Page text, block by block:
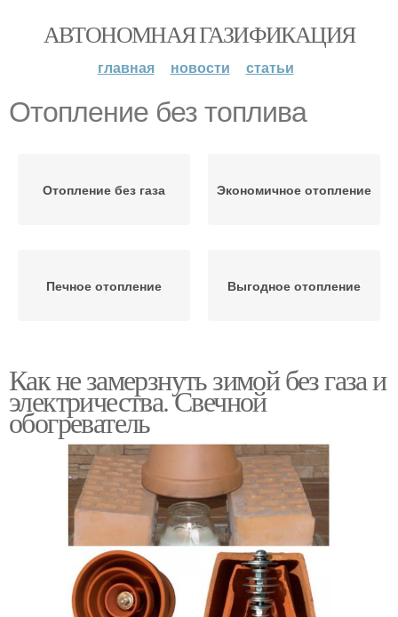
АВТОНОМНАЯ ГАЗИФИКАЦИЯ
главная новости статьи
Отопление без топлива
Отопление без газа Экономичное отопление
Печное отопление Выгодное отопление
Как не замерзнуть зимой без газа и
электричества. Свечной
обогреватель